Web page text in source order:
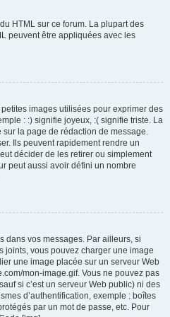
HTML sur ce forum. La plupart des
peuvent être appliquées avec les
images utilisées pour exprimer des
: :) signifie joyeux, :( signifie triste. La
sur la page de rédaction de message.
Ils peuvent rapidement rendre un
décider de les retirer ou simplement
peut aussi avoir défini un nombre
dans vos messages. Par ailleurs, si
joints, vous pouvez charger une image
une image placée sur un serveur Web
mon-image.gif. Vous ne pouvez pas
si c’est un serveur Web public) ni des
d’authentification, exemple : boîtes
par un mot de passe, etc. Pour